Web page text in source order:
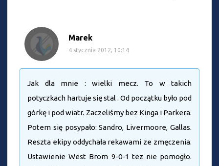
Marek
4 stycznia 2012, 10:14
Jak dla mnie : wielki mecz. To w takich
potyczkach hartuje się stal . Od początku było pod
górkę i pod wiatr. Zaczeliśmy bez Kinga i Parkera.
Potem się posypało: Sandro, Livermoore, Gallas.
Reszta ekipy oddychała rekawami ze zmęczenia.
Ustawienie West Brom 9-0-1 tez nie pomogło.